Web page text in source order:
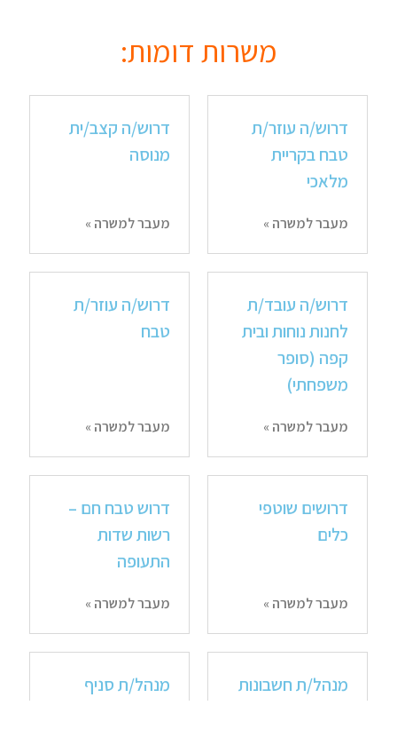
משרות דומות:
דרוש/ה עוזר/ת
טבח בקריית
מלאכי
מעבר למשרה »
דרוש/ה קצב/ית
מנוסה
מעבר למשרה »
דרוש/ה עובד/ת
לחנות נוחות ובית
קפה (סופר
משפחתי)
מעבר למשרה »
דרוש/ה עוזר/ת
טבח
מעבר למשרה »
דרושים שוטפי
כלים
מעבר למשרה »
דרוש טבח חם –
רשות שדות
התעופה
מעבר למשרה »
מנהל/ת חשבונות
מנהל/ת סניף